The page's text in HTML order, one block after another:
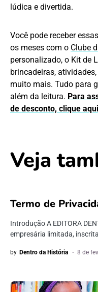
lúdica e divertida.
Você pode receber
os meses com o Clube
personalizado, o Kit de
brincadeiras,
muito mais. Tudo para
além da leitura. Para
de desconto, clique
Veja
Termo de
Introdução A EDITORA
empresária limitada,
by Dentro da História 8 de